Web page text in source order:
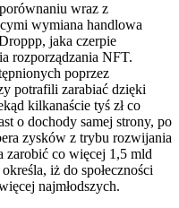
wraz z
wymiana handlowa
jaka czerpie
rozporządzania NFT.
poprzez
potrafili zarabiać dzięki
kilkanaście tyś zł co
o dochody samej strony, po
zysków z trybu rozwijania
zarobić co więcej 1,5 mld
iż do społeczności
najmłodszych.